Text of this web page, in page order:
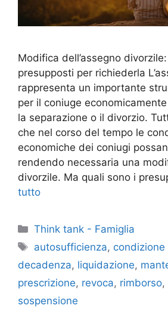
Modifica dell’assegno
presupposti per richiederla
rappresenta un importante
per il coniuge
la separazione o il divorzio.
che nel corso del tempo le
economiche dei coniugi
rendendo necessaria una
divorzile. Ma quali sono i
tutto
Categorie
Think tank - Famiglia
Tag
autosufficienza, condizione
decadenza, liquidazione,
prescrizione, revoca, rimborso,
sospensione